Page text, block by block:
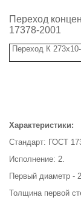
Переход
17378-2001
Переход К
Характеристики:
Стандарт: ГОСТ
Исполнение: 2.
Первый диаметр -
Толщина первой